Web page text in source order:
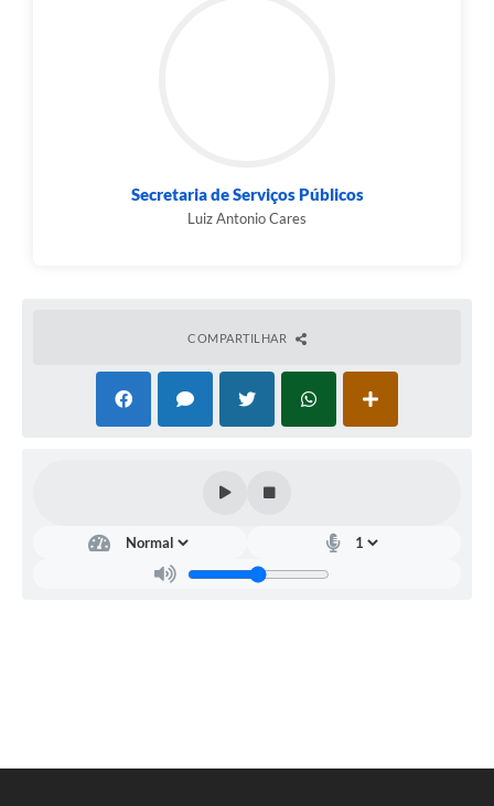
Secretaria de Serviços Públicos
Luiz Antonio Cares
COMPARTILHAR